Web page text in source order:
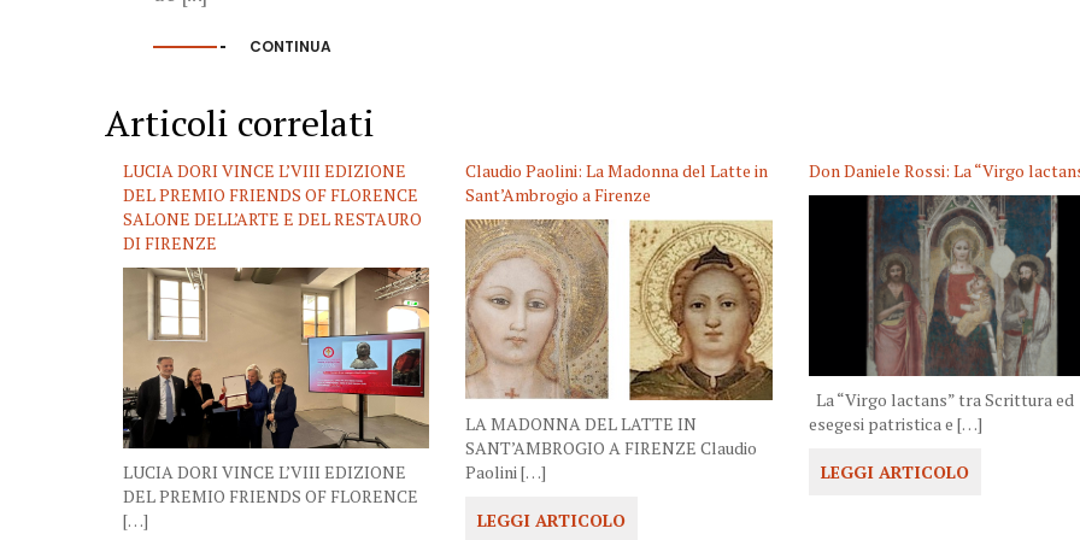
CONTINUA
Articoli correlati
LUCIA DORI VINCE L’VIII EDIZIONE
DEL PREMIO FRIENDS OF FLORENCE
SALONE DELL’ARTE E DEL RESTAURO
DI FIRENZE
LUCIA DORI VINCE L’VIII EDIZIONE
DEL PREMIO FRIENDS OF FLORENCE
[…]
Claudio Paolini: La Madonna del Latte in
Sant’Ambrogio a Firenze
LA MADONNA DEL LATTE IN
SANT’AMBROGIO A FIRENZE Claudio
Paolini […]
LEGGI ARTICOLO
Don Daniele Rossi: La “Virgo
La “Virgo lactans” tra Scrittura ed
esegesi patristica e […]
LEGGI ARTICOLO